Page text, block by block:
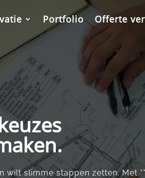
Portfolio Offerte
wilt slimme stappen zetten.​ Met